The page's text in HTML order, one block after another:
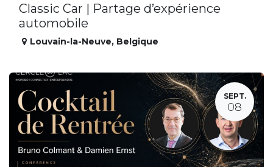
Classic Car | Partage d’expérience
automobile
Louvain-la-Neuve, Belgique
SEPT.
08